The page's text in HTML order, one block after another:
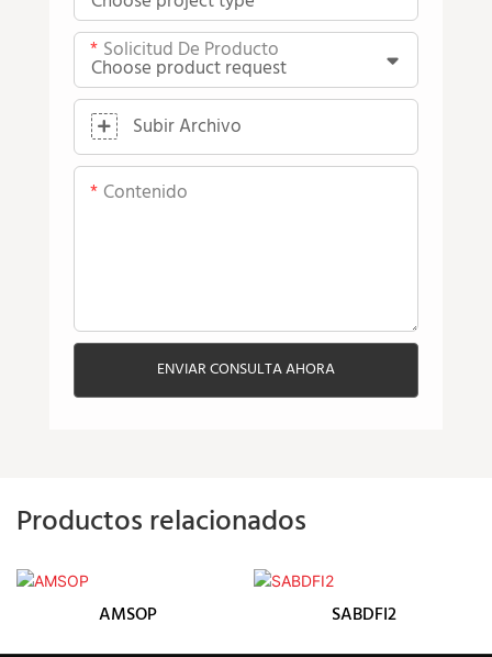
Solicitud De Producto
Subir Archivo
Contenido
ENVIAR CONSULTA AHORA
Productos relacionados
AMSOP SABDFI2